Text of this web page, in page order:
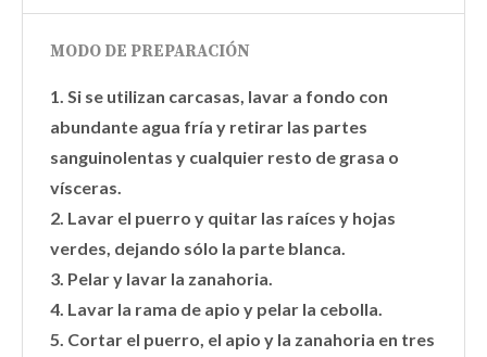
MODO DE PREPARACIÓN
1. Si se utilizan carcasas, lavar a fondo con
abundante agua fría y retirar las partes
sanguinolentas y cualquier resto de grasa o
vísceras.
2. Lavar el puerro y quitar las raíces y hojas
verdes, dejando sólo la parte blanca.
3. Pelar y lavar la zanahoria.
4. Lavar la rama de apio y pelar la cebolla.
5. Cortar el puerro, el apio y la zanahoria en tres